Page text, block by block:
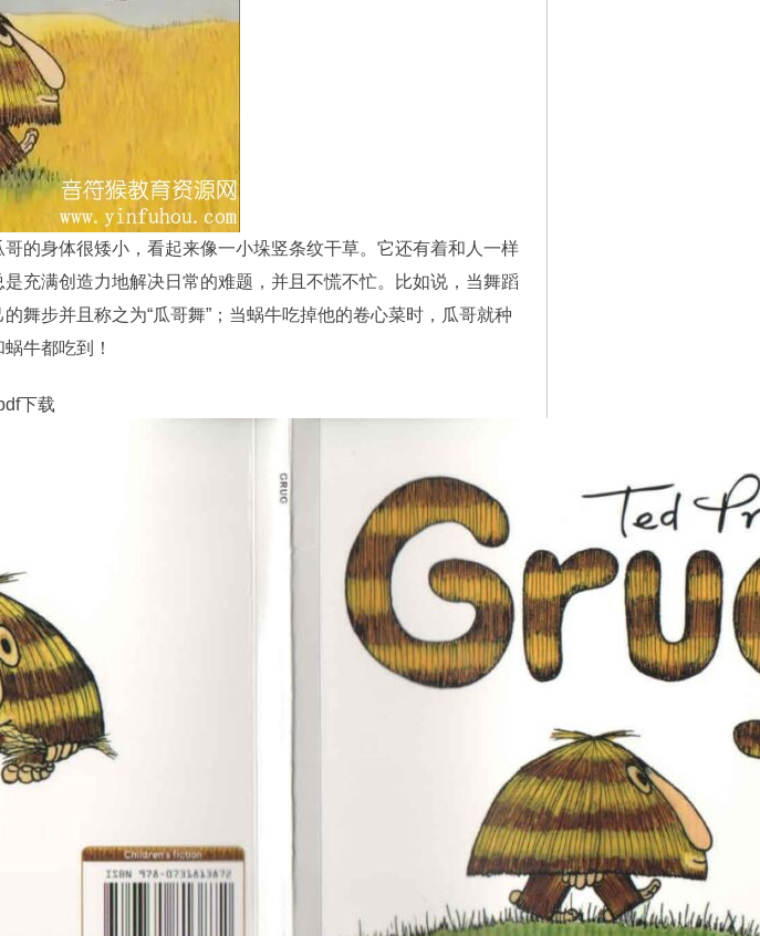
的身体很矮小，看起来像一小垛竖条纹干草。它还有着和人一样
充满创造力地解决日常的难题，并且不慌不忙。比如说，当舞蹈
舞步并且称之为“瓜哥舞”；当蜗牛吃掉他的卷心菜时，瓜哥就种
牛都吃到！
下载